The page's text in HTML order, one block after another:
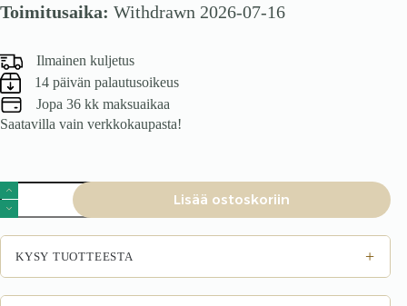
Toimitusaika: Withdrawn 2026-07-16
Ilmainen kuljetus
14 päivän palautusoikeus
Jopa 36 kk maksuaikaa
Saatavilla vain verkkokaupasta!
Ruokatuoli
Noirra
musta
määrä
Lisää ostoskoriin
KYSY TUOTTEESTA +